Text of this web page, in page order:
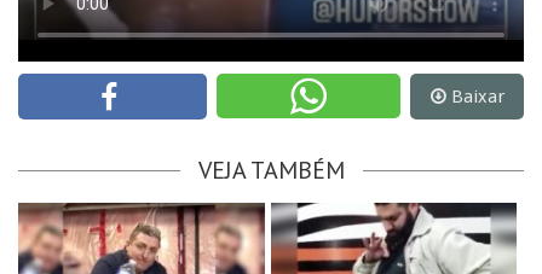
Baixar
VEJA TAMBÉM